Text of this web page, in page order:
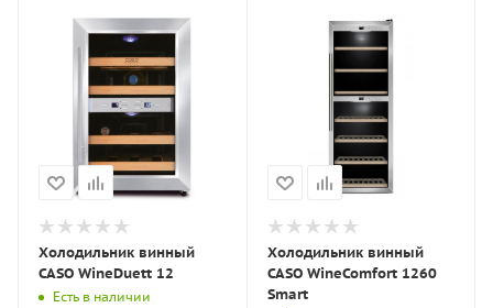
Холодильник винный
CASO WineDuett 12
Есть в наличии
Холодильник винный
CASO WineComfort 1260
Smart